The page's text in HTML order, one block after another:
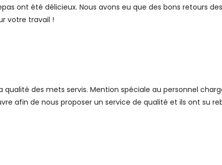
ont été délicieux. Nous avons eu que des bons retours
votre travail !
des mets servis. Mention spéciale au personnel
afin de nous proposer un service de qualité et ils ont su